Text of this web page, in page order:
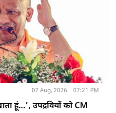
07 Aug, 2026 07:21 PM
हूं…’, उपद्रवियों को CM